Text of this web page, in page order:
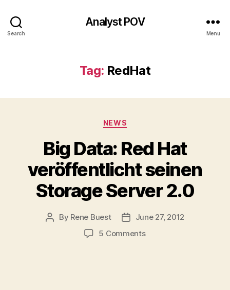
Search
Analyst POV
Menu
Tag: RedHat
Categories
NEWS
Big Data: Red Hat
veröffentlicht seinen
Storage Server 2.0
Post
By Rene Buest
PostJune 27, 2012
5 Commentson